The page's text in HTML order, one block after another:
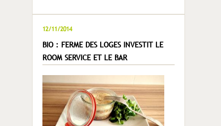
12/11/2014
BIO : FERME DES LOGES INVESTIT LE
ROOM SERVICE ET LE BAR